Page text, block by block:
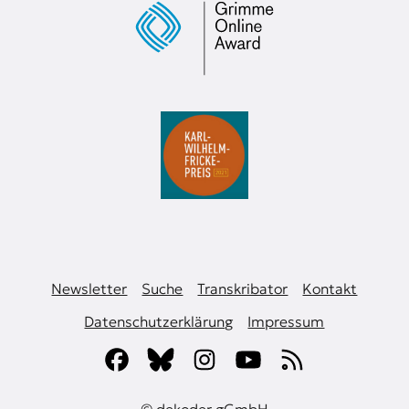
Newsletter Suche Transkribator
Kontakt
Datenschutzerklärung
Impressum